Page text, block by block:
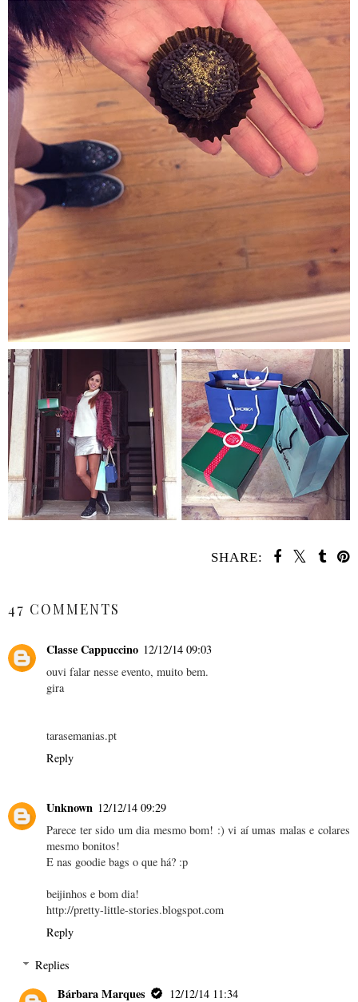
SHARE:
47 COMMENTS
Classe Cappuccino 12/12/14 09:03
ouvi falar nesse evento, muito bem.
gira
tarasemanias.pt
Reply
Unknown 12/12/14 09:29
Parece ter sido um dia mesmo bom! :) vi aí umas malas e colares
mesmo bonitos!
E nas goodie bags o que há? :p
beijinhos e bom dia!
http://pretty-little-stories.blogspot.com
Reply
Replies
Bárbara Marques 12/12/14 11:34